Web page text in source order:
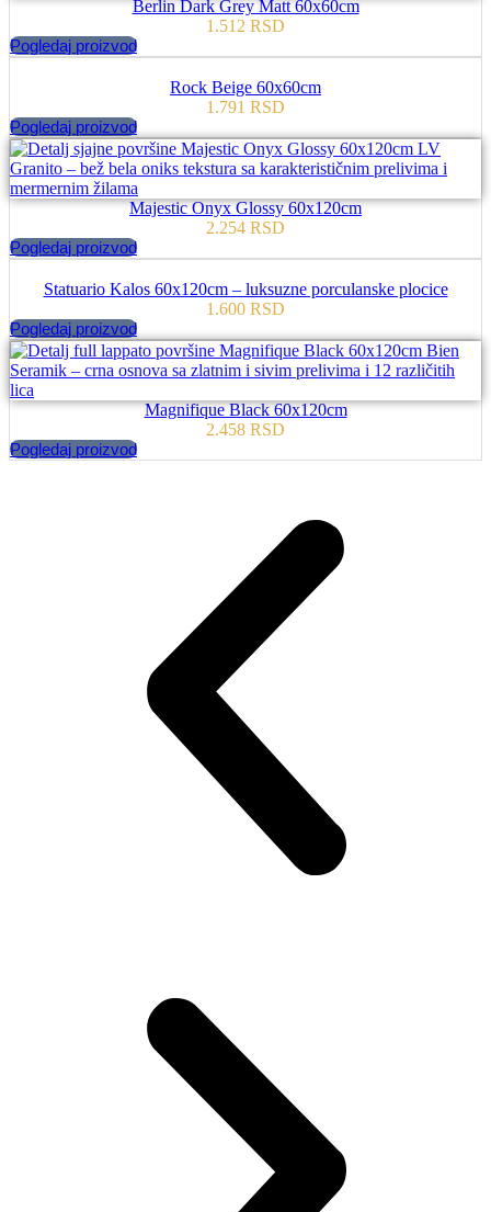
Berlin Dark Grey Matt 60x60cm
1.512 RSD
Pogledaj proizvod
Rock Beige 60x60cm
1.791 RSD
Pogledaj proizvod
Majestic Onyx Glossy 60x120cm
2.254 RSD
Pogledaj proizvod
Statuario Kalos 60x120cm – luksuzne porculanske plocice
1.600 RSD
Pogledaj proizvod
Magnifique Black 60x120cm
2.458 RSD
Pogledaj proizvod